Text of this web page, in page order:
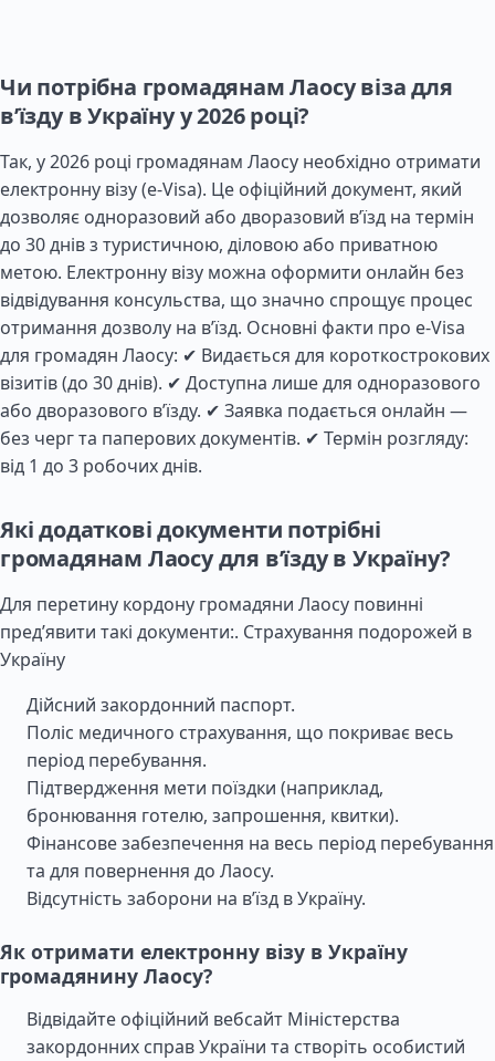
Чи потрібна громадянам Лаосу віза для
в’їзду в Україну у 2026 році?
Так, у 2026 році громадянам Лаосу необхідно отримати
електронну візу (e-Visa). Це офіційний документ, який
дозволяє одноразовий або дворазовий в’їзд на термін
до 30 днів з туристичною, діловою або приватною
метою. Електронну візу можна оформити онлайн без
відвідування консульства, що значно спрощує процес
отримання дозволу на в’їзд. Основні факти про e-Visa
для громадян Лаосу: ✔ Видається для короткострокових
візитів (до 30 днів). ✔ Доступна лише для одноразового
або дворазового в’їзду. ✔ Заявка подається онлайн —
без черг та паперових документів. ✔ Термін розгляду:
від 1 до 3 робочих днів.
Які додаткові документи потрібні
громадянам Лаосу для в’їзду в Україну?
Для перетину кордону громадяни Лаосу повинні
пред’явити такі документи:. Страхування подорожей в
Україну
Дійсний закордонний паспорт.
Поліс медичного страхування, що покриває весь
період перебування.
Підтвердження мети поїздки (наприклад,
бронювання готелю, запрошення, квитки).
Фінансове забезпечення на весь період перебування
та для повернення до Лаосу.
Відсутність заборони на в’їзд в Україну.
Як отримати електронну візу в Україну
громадянину Лаосу?
Відвідайте офіційний вебсайт Міністерства
закордонних справ України та створіть особистий